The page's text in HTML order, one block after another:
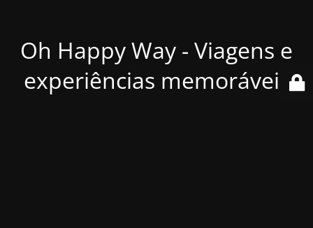
Oh Happy Way - Viagens e
experiências memoráveis